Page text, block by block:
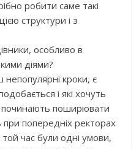
робити саме такі
структури і з
особливо в
діями?
кроки, є
і які хочуть
починають поширювати
при попередніх ректорах
час були одні умови,